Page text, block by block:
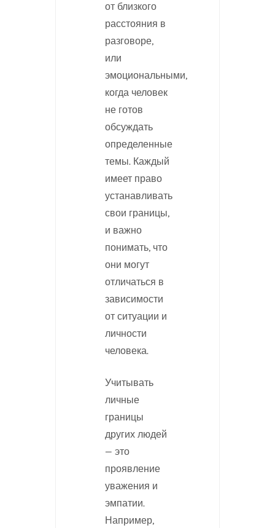
от близкого
расстояния в
разговоре,
или
эмоциональными,
когда человек
не готов
обсуждать
определенные
темы. Каждый
имеет право
устанавливать
свои границы,
и важно
понимать, что
они могут
отличаться в
зависимости
от ситуации и
личности
человека.
Учитывать
личные
границы
других людей
— это
проявление
уважения и
эмпатии.
Например,